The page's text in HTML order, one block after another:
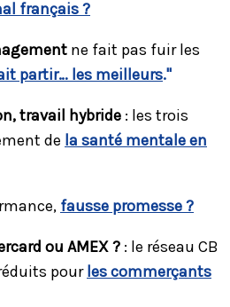
français ?
ne fait pas fuir les
partir… les meilleurs."
travail hybride : les trois
de la santé mentale en
fausse promesse ?
ou AMEX ? : le réseau CB
pourles commerçants